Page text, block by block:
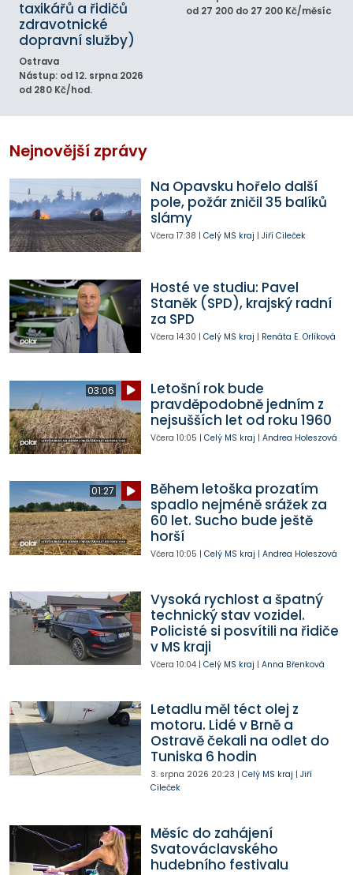
taxikářů a řidičů
zdravotnické
dopravní služby)
Ostrava
Nástup: od 12. srpna 2026
od 280 Kč/hod.
od 27 200 do 27 200 Kč/měsíc
Nejnovější zprávy
Na Opavsku hořelo další
pole, požár zničil 35 balíků
slámy
Včera 17:38 | Celý MS kraj | Jiří Cileček
Hosté ve studiu: Pavel
Staněk (SPD), krajský radní
za SPD
Včera 14:30 | Celý MS kraj | Renáta E. Orlíková
03:06
Letošní rok bude
pravděpodobně jedním z
nejsušších let od roku 1960
Včera 10:05 | Celý MS kraj | Andrea Holeszová
01:27
Během letoška prozatím
spadlo nejméně srážek za
60 let. Sucho bude ještě
horší
Včera 10:05 | Celý MS kraj | Andrea Holeszová
Vysoká rychlost a špatný
technický stav vozidel.
Policisté si posvítili na řidiče
v MS kraji
Včera 10:04| Celý MS kraj | Anna Břenková
Letadlu měl téct olej z
motoru. Lidé v Brně a
Ostravě čekali na odlet do
Tuniska 6 hodin
3. srpna 2026 20:23 | Celý MS kraj | Jiří
Cileček
Měsíc do zahájení
Svatováclavského
hudebního festivalu